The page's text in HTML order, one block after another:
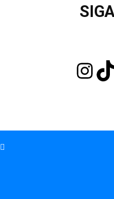
InstagramTikTok